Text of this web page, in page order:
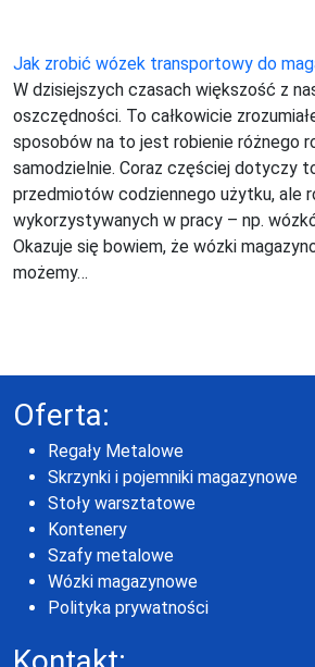
Jak zrobić wózek transportowy do
W dzisiejszych czasach większość z
oszczędności. To całkowicie
sposobów na to jest robienie różnego
samodzielnie. Coraz częściej dotyczy
przedmiotów codziennego użytku, ale
wykorzystywanych w pracy – np.
Okazuje się bowiem, że wózki
możemy…
Oferta:
Regały Metalowe
Skrzynki i pojemniki magazynowe
Stoły warsztatowe
Kontenery
Szafy metalowe
Wózki magazynowe
Polityka prywatności